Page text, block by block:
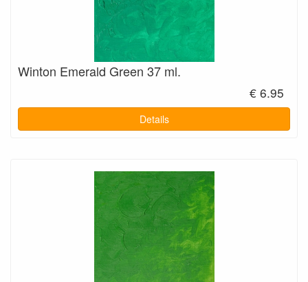
Winton Emerald Green 37 ml.
€ 6.95
Details